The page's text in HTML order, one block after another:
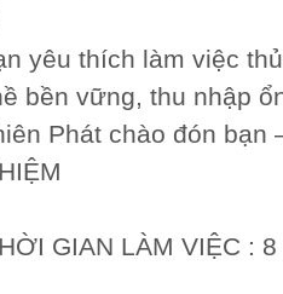
yêu thích làm việc
bền vững, thu nhập
Phát chào đón bạn
GIAN LÀM VIỆC :